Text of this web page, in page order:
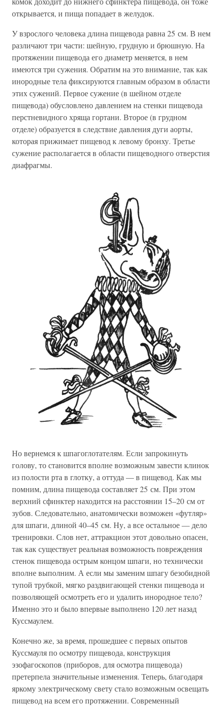
открывается, и пища попадает в желудок.
У взрослого человека длина пищевода равна 25 см. В нем
различают три части: шейную, грудную и брюшную. На
протяжении пищевода его диаметр меняется, в нем
имеются три сужения. Обратим на это внимание, так как
инородные тела фиксируются главным образом в области
этих сужений. Первое сужение (в шейном отделе
пищевода) обусловлено давлением на стенки пищевода
перстневидного хряща гортани. Второе (в грудном
отделе) образуется в следствие давления дуги аорты,
которая прижимает пищевод к левому бронху. Третье
сужение располагается в области пищеводного отверстия
диафрагмы.
Но вернемся к шпагоглотателям. Если запрокинуть
голову, то становится вполне возможным завести клинок
из полости рта в глотку, а оттуда — в пищевод. Как мы
помним, длина пищевода составляет 25 см. При этом
верхний сфинктер находится на расстоянии 15–20 см от
зубов. Следовательно, анатомически возможен «футляр»
для шпаги, длиной 40–45 см. Ну, а все остальное — дело
тренировки. Слов нет, аттракцион этот довольно опасен,
так как существует реальная возможность повреждения
стенок пищевода острым концом шпаги, но технически
вполне выполним. А если мы заменим шпагу безобидной
тупой трубкой, мягко раздвигающей стенки пищевода и
позволяющей осмотреть его и удалить инородное тело?
Именно это и было впервые выполнено 120 лет назад
Куссмаулем.
Конечно же, за время, прошедшее с первых опытов
Куссмауля по осмотру пищевода, конструкция
эзофагоскопов (приборов, для осмотра пищевода)
претерпела значительные изменения. Теперь, благодаря
яркому электрическому свету стало возможным освещать
пищевод на всем его протяжении. Современный